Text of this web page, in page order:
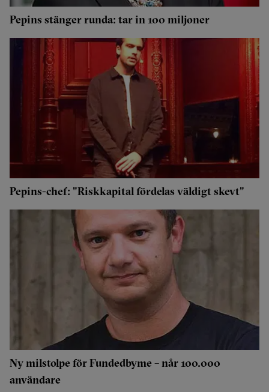
Pepins stänger runda: tar in 100 miljoner
Pepins-chef: "Riskkapital fördelas väldigt skevt"
Ny milstolpe för Fundedbyme – når 100.000
användare